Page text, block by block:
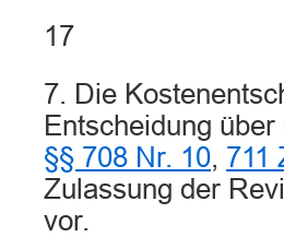
17
7. Die
Entscheidung
§§ 708 Nr. 10, 711
Zulassung der
vor.